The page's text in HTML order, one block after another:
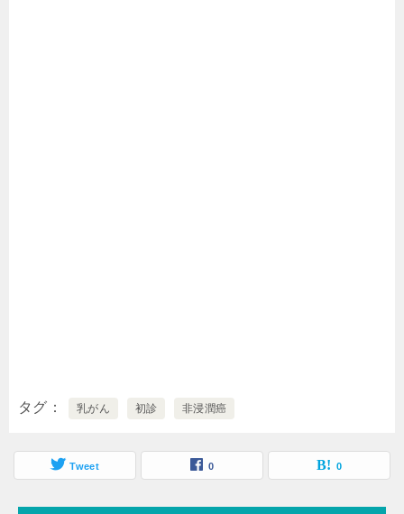
タグ 乳がん 初診 非浸潤癌
Tweet 0 0